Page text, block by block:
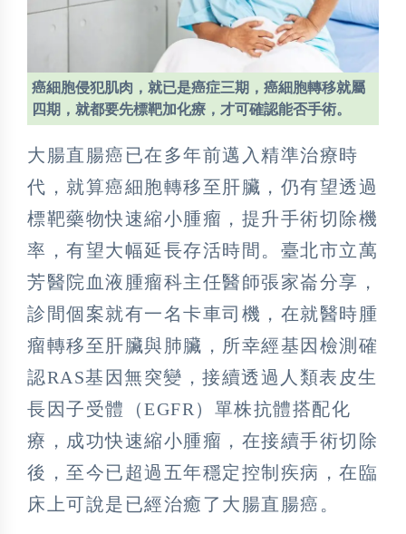
癌細胞侵犯肌肉，就已是癌症三期，癌細胞轉移就屬
四期，就都要先標靶加化療，才可確認能否手術。
大腸直腸癌已在多年前邁入精準治療時
代，就算癌細胞轉移至肝臟，仍有望透過
標靶藥物快速縮小腫瘤，提升手術切除機
率，有望大幅延長存活時間。臺北市立萬
芳醫院血液腫瘤科主任醫師張家崙分享，
診間個案就有一名卡車司機，在就醫時腫
瘤轉移至肝臟與肺臟，所幸經基因檢測確
認RAS基因無突變，接續透過人類表皮生
長因子受體（EGFR）單株抗體搭配化
療，成功快速縮小腫瘤，在接續手術切除
後，至今已超過五年穩定控制疾病，在臨
床上可說是已經治癒了大腸直腸癌。